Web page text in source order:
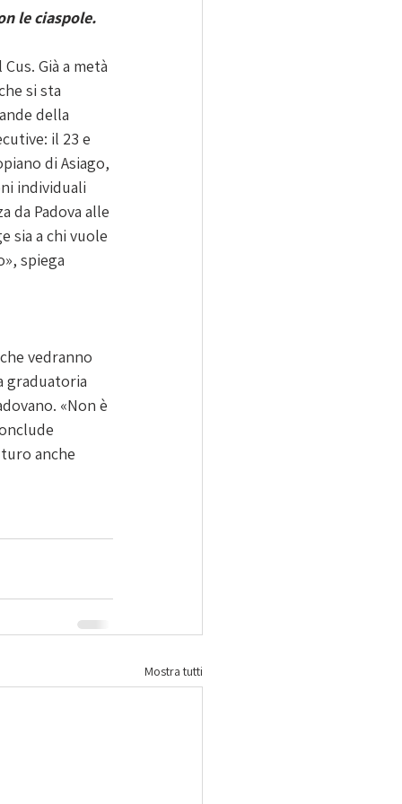
le ciaspole.
Già a metà
si sta
della
il 23 e
di Asiago,
individuali
da Padova alle
sia a chi vuole
spiega
che vedranno
graduatoria
«Non è
anche
Mostra tutti